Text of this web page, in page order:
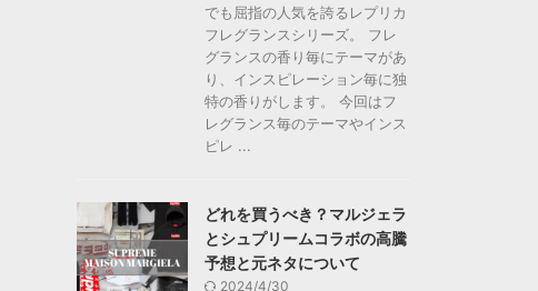
でも屈指の人気を誇るレプリカ
フレグランスシリーズ。 フレ
グランスの香り毎にテーマがあ
り、インスピレーション毎に独
特の香りがします。 今回はフ
レグランス毎のテーマやインス
ピレ ...
どれを買うべき？マルジェラ
とシュプリームコラボの高騰
予想と元ネタについて
2024/4/30